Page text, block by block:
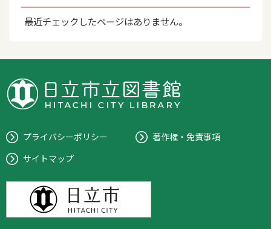
最近チェックしたページはありません。
プライバシーポリシー
著作権・免責事項
サイトマップ